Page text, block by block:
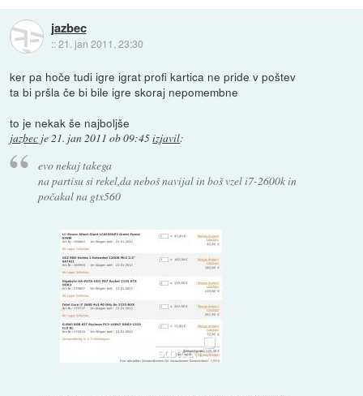
jazbec
::21. jan 2011, 23:30
ker pa hoče tudi igre igrat profi kartica ne pride v poštev
ta bi pršla če bi bile igre skoraj nepomembne
to je nekak še najboljše
jazbec je21. jan 2011 ob 09:45izjavil:
evo nekaj takega
na partisu si rekel,da neboš navijal in boš vzel i7-2600k in
počakal na gtx560